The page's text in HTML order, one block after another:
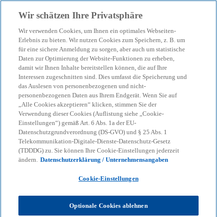
menu search
Britta Rücker
Wir schätzen Ihre Privatsphäre
Wir verwenden Cookies, um Ihnen ein optimales Webseiten-
Erlebnis zu bieten. Wir nutzen Cookies zum Speichern, z. B. um
für eine sichere Anmeldung zu sorgen, aber auch um statistische
Daten zur Optimierung der Website-Funktionen zu erheben,
damit wir Ihnen Inhalte bereitstellen können, die auf Ihre
Interessen zugeschnitten sind. Dies umfasst die Speicherung und
das Auslesen von personenbezogenen und nicht-
personenbezogenen Daten aus Ihrem Endgerät. Wenn Sie auf
„Alle Cookies akzeptieren“ klicken, stimmen Sie der
Verwendung dieser Cookies (Auflistung siehe „Cookie-
Einstellungen“) gemäß Art. 6 Abs. 1a der EU-
Datenschutzgrundverordnung (DS-GVO) und § 25 Abs. 1
Telekommunikation-Digitale-Dienste-Datenschutz-Gesetz
(TDDDG) zu. Sie können Ihre Cookie-Einstellungen jederzeit
ändern. Datenschutzerklärung / Unternehmensangaben
Cookie-Einstellungen
Optionale Cookies ablehnen